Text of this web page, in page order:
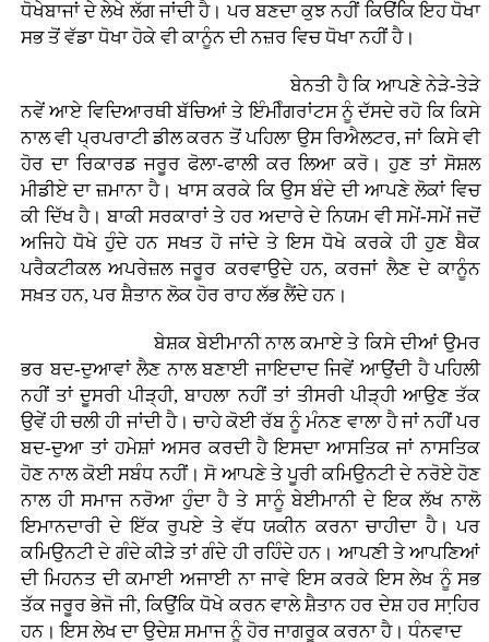
ਧੋਖੇਬਾਜਾਂ ਦੇ ਲੇਖੇ ਲੱਗ ਜਾਂਦੀ ਹੈ। ਪਰ ਬਣਦਾ ਕੁਝ ਨਹੀਂ ਕਿੳਂਕਿ ਇਹ ਧੋਖਾ
ਸਭ ਤੋਂ ਵੱਡਾ ਧੋਖਾ ਹੋਕੇ ਵੀ ਕਾਨੂੰਨ ਦੀ ਨਜ਼ਰ ਵਿਚ ਧੋਖਾ ਨਹੀਂ ਹੈ।
ਬੇਨਤੀ ਹੈ ਕਿ ਆਪਣੇ ਨੇੜੇ-ਤੇੜੇ
ਨਵੇਂ ਆਏ ਵਿਦਿਆਰਥੀ ਬੱਚਿਆਂ ਤੇ ਇੰਮੀੰਗਰਾਂਟਸ ਨੂੰ ਦੱਸਦੇ ਰਹੋ ਕਿ ਕਿਸੇ
ਨਾਲ ਵੀ ਪ੍ਰਪਰਾਟੀ ਡੀਲ ਕਰਨ ਤੋਂ ਪਹਿਲਾ ਉਸ ਰਿਐਲਟਰ, ਜਾਂ ਕਿਸੇ ਵੀ
ਹੋਰ ਦਾ ਰਿਕਾਰਡ ਜਰੂਰ ਫੋਲਾ-ਫਾਲੀ ਕਰ ਲਿਆ ਕਰੋ। ਹੁਣ ਤਾਂ ਸੋਸ਼ਲ
ਮੀਡੀਏ ਦਾ ਜ਼ਮਾਨਾ ਹੈ। ਖਾਸ ਕਰਕੇ ਕਿ ਉਸ ਬੰਦੇ ਦੀ ਆਪਣੇ ਲੋਕਾਂ ਵਿਚ
ਕੀ ਦਿੱਖ ਹੈ। ਬਾਕੀ ਸਰਕਾਰਾਂ ਤੇ ਹਰ ਅਦਾਰੇ ਦੇ ਨਿਯਮ ਵੀ ਸਮੇਂ-ਸਮੇਂ ਜਦੋਂ
ਅਜਿਹੇ ਧੋਖੇ ਹੁੰਦੇ ਹਨ ਸਖਤ ਹੋ ਜਾਂਦੇ ਤੇ ਇਸ ਧੋਖੇ ਕਰਕੇ ਹੀ ਹੁਣ ਬੈਕ
ਪਰੈਕਟੀਕਲ ਅਪਰੇਜ਼ਲ ਜਰੂਰ ਕਰਵਾਉਦੇ ਹਨ, ਕਰਜਾਂ ਲੈਣ ਦੇ ਕਾਨੂੰਨ
ਸਖ਼ਤ ਹਨ, ਪਰ ਸ਼ੈਤਾਨ ਲੋਕ ਹੋਰ ਰਾਹ ਲੱਭ ਲੈਂਦੇ ਹਨ।
ਬੇਸ਼ਕ ਬੇਈਮਾਨੀ ਨਾਲ ਕਮਾਏ ਤੇ ਕਿਸੇ ਦੀਆਂ ਉਮਰ
ਭਰ ਬਦ-ਦੁਆਵਾਂ ਲੈਣ ਨਾਲ ਬਣਾਈ ਜਾਇਦਾਦ ਜਿਵੇਂ ਆਉਂਦੀ ਹੈ ਪਹਿਲੀ
ਨਹੀਂ ਤਾਂ ਦੂਸਰੀ ਪੀੜ੍ਹੀ, ਬਾਹਲਾ ਨਹੀਂ ਤਾਂ ਤੀਸਰੀ ਪੀੜ੍ਹੀ ਆਉਣ ਤੱਕ
ਉਵੇਂ ਹੀ ਚਲੀ ਹੀ ਜਾਂਦੀ ਹੈ। ਚਾਹੇ ਕੋਈ ਰੱਬ ਨੂੰ ਮੰਨਣ ਵਾਲਾ ਹੈ ਜਾਂ ਨਹੀਂ ਪਰ
ਬਦ-ਦੁਆ ਤਾਂ ਹਮੇਸ਼ਾਂ ਅਸਰ ਕਰਦੀ ਹੈ ਇਸਦਾ ਆਸਤਿਕ ਜਾਂ ਨਾਸਤਿਕ
ਹੋਣ ਨਾਲ ਕੋਈ ਸਬੰਧ ਨਹੀਂ। ਸੋ ਆਪਣੇ ਤੇ ਪੂਰੀ ਕਮਿਉਨਟੀ ਦੇ ਨਰੋਏ ਹੋਣ
ਨਾਲ ਹੀ ਸਮਾਜ ਨਰੋਆ ਹੁੰਦਾ ਹੈ ਤੇ ਸਾਨੂੰ ਬੇਈਮਾਨੀ ਦੇ ਇਕ ਲੱਖ ਨਾਲੋ
ਇਮਾਨਦਾਰੀ ਦੇ ਇੱਕ ਰੁਪਏ ਤੇ ਵੱਧ ਯਕੀਨ ਕਰਨਾ ਚਾਹੀਦਾ ਹੈ। ਪਰ
ਕਮਿਉਨਟੀ ਦੇ ਗੰਦੇ ਕੀੜੇ ਤਾਂ ਗੰਦੇ ਹੀ ਰਹਿੰਦੇ ਹਨ। ਆਪਣੀ ਤੇ ਆਪਣਿਆਂ
ਦੀ ਮਿਹਨਤ ਦੀ ਕਮਾਈ ਅਜਾਈ ਨਾ ਜਾਵੇ ਇਸ ਕਰਕੇ ਇਸ ਲੇਖ ਨੂੰ ਸਭ
ਤੱਕ ਜਰੂਰ ਭੇਜੋ ਜੀ, ਕਿਉਂਕਿ ਧੋਖੇ ਕਰਨ ਵਾਲੇ ਸ਼ੈਤਾਨ ਹਰ ਦੇਸ਼ ਹਰ ਸਾ਼ਹਿਰ
ਹਨ। ਇਸ ਲੇਖ ਦਾ ਉਦੇਸ਼ ਸਮਾਜ ਨੂੰ ਹੋਰ ਜਾਗਰੂਕ ਕਰਨਾ ਹੈ। ਧੰਨਵਾਦ